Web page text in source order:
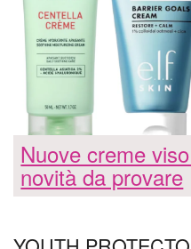
Nuove creme
novità da provare